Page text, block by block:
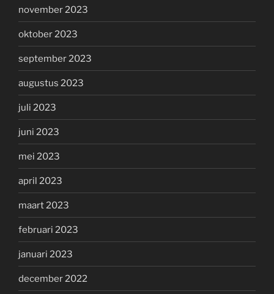
november 2023
oktober 2023
september 2023
augustus 2023
juli 2023
juni 2023
mei 2023
april 2023
maart 2023
februari 2023
januari 2023
december 2022